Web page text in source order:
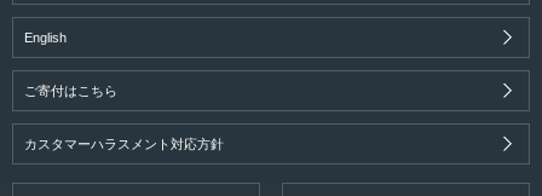
English
ご寄付はこちら
カスタマーハラスメント対応方針